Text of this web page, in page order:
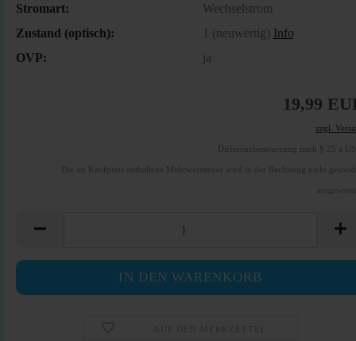
Stromart:
Wechselstrom
Zustand (optisch):
1 (neuwertig) Info
OVP:
ja
19,99
zzgl.
Differenzbesteuerung nach § 25 a
Die im Kaufpreis enthaltene Mehrwertsteuer wird in der Rechnung nicht